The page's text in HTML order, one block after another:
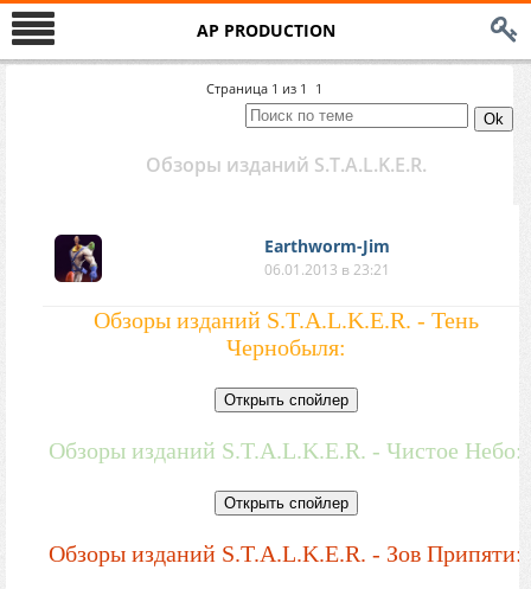
AP PRODUCTION
Страница 1 из 1 1
Обзоры изданий S.T.A.L.K.E.R.
Earthworm-Jim
06.01.2013 в 23:21
Обзоры изданий S.T.A.L.K.E.R. - Тень
Чернобыля:
Обзоры изданий S.T.A.L.K.E.R. - Чистое Небо:
Обзоры изданий S.T.A.L.K.E.R. - Зов Припяти: